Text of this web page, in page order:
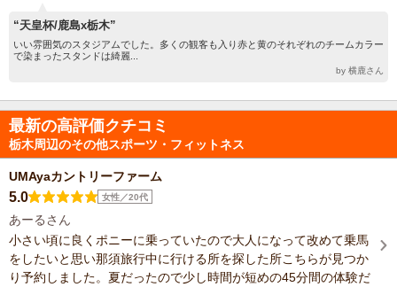
“天皇杯/鹿島x栃木”
いい雰囲気のスタジアムでした。多くの観客も入り赤と黄のそれぞれのチームカラー
で染まったスタンドは綺麗...
by 横鹿さん
最新の高評価クチコミ
栃木周辺のその他スポーツ・フィットネス
UMAyaカントリーファーム
5.0 女性／20代
あーるさん
小さい頃に良くポニーに乗っていたので大人になって改めて乗馬
をしたいと思い那須旅行中に行ける所を探した所こちらが見つか
り予約しました。夏だったので少し時間が短めの45分間の体験だ